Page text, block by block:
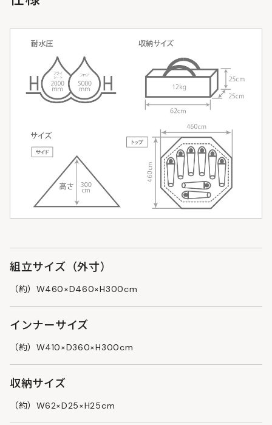
組立サイズ（外寸）
（約）W460×D460×H300cm
インナーサイズ
（約）W410×D360×H300cm
収納サイズ
（約）W62×D25×H25cm